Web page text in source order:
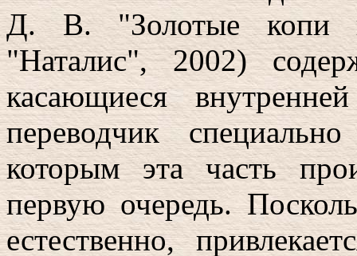
Д. В. "Золотые копи
"Наталис", 2002)
касающиеся
переводчик
которым эта часть
первую очередь.
естественно,